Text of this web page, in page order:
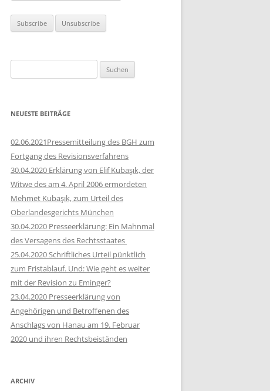
nach:
NEUESTE BEITRÄGE
02.06.2021Pressemitteilung des BGH zum
Fortgang des Revisionsverfahrens
30.04.2020 Erklärung von Elif Kubaşık, der
Witwe des am 4. April 2006 ermordeten
Mehmet Kubaşık, zum Urteil des
Oberlandesgerichts München
30.04.2020 Presseerklärung: Ein Mahnmal
des Versagens des Rechtsstaates
25.04.2020 Schriftliches Urteil pünktlich
zum Fristablauf. Und: Wie geht es weiter
mit der Revision zu Eminger?
23.04.2020 Presseerklärung von
Angehörigen und Betroffenen des
Anschlags von Hanau am 19. Februar
2020 und ihren Rechtsbeiständen
ARCHIV